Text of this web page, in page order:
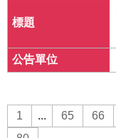
1 ... 65 66